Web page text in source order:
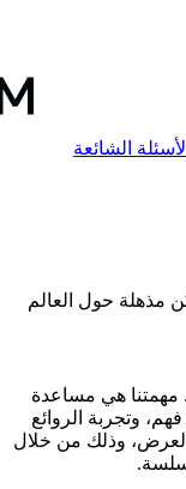
الأسئلة الشائعة
مذهلة حول العالم
مهمتنا هي مساعدة
وتجربة الروائع
وذلك من خلال
سلسة.